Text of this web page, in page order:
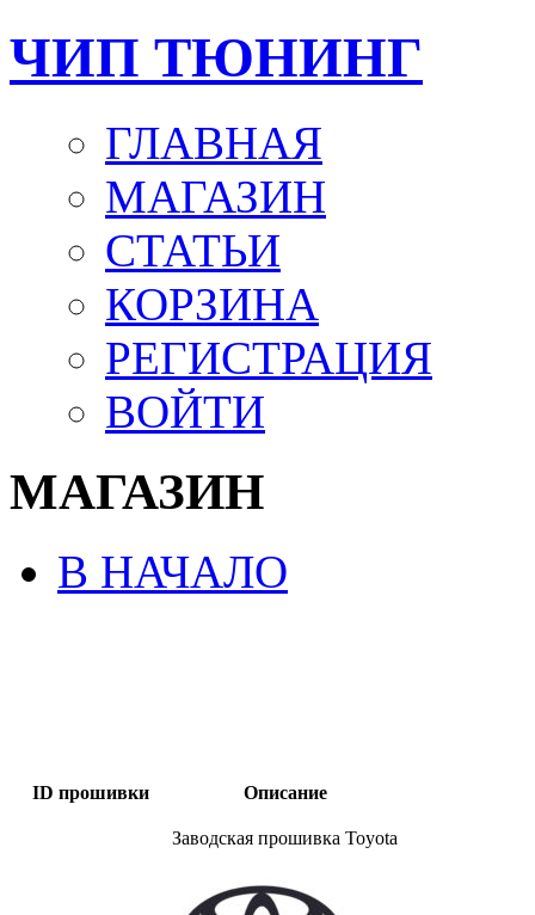
ЧИП ТЮНИНГ
ГЛАВНАЯ
МАГАЗИН
СТАТЬИ
КОРЗИНА
РЕГИСТРАЦИЯ
ВОЙТИ
МАГАЗИН
В НАЧАЛО
ID прошивки Описание
Заводская прошивка Toyota